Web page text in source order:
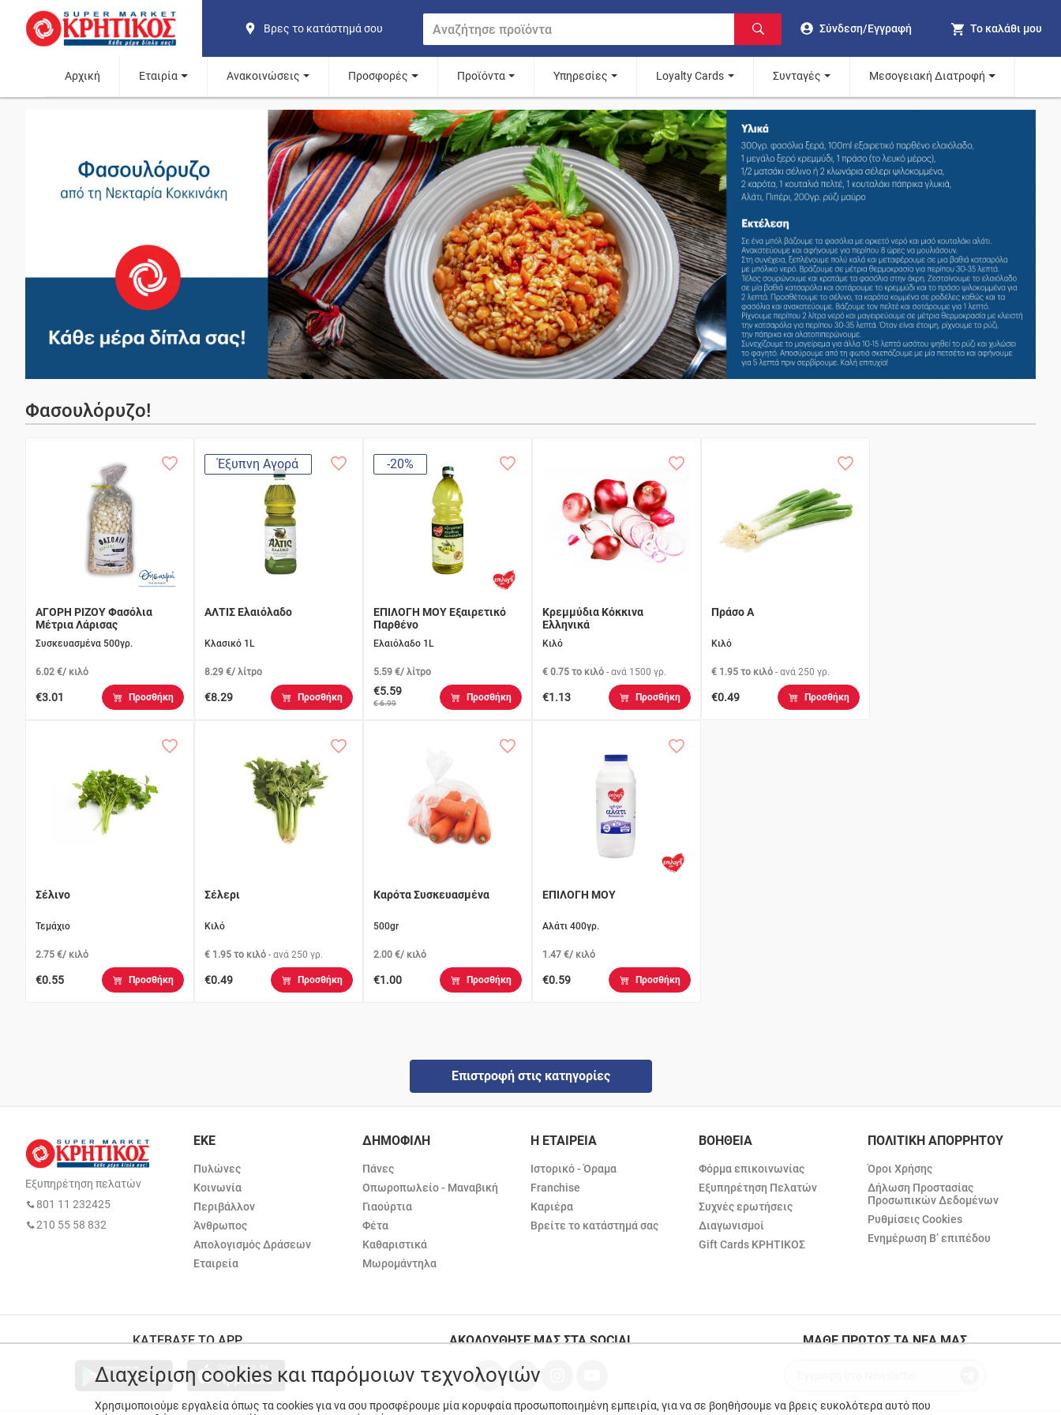
Βρες το κατάστημά σου Σύνδεση/Εγγραφή Το καλάθι μου
Αρχική Εταιρία Ανακοινώσεις Προσφορές Προϊόντα Υπηρεσίες Loyalty Cards Συνταγές Μεσογειακή Διατροφή
Φασουλόρυζο!
ΑΓΟΡΗ ΡΙΖΟΥ Φασόλια
Μέτρια Λάρισας
Συσκευασμένα 500γρ.
6.02 €/ κιλό
€3.01 Προσθήκη
Έξυπνη Αγορά
ΑΛΤΙΣ Ελαιόλαδο
Κλασικό 1L
8.29 €/ λίτρο
€8.29 Προσθήκη
-20%
ΕΠΙΛΟΓΗ ΜΟΥ Εξαιρετικό
Παρθένο
Ελαιόλαδο 1L
5.59 €/ λίτρο
€5.59
€ 6.99
Προσθήκη
Κρεμμύδια Κόκκινα
Ελληνικά
Κιλό
€ 0.75 το κιλό - ανά 1500 γρ.
€1.13 Προσθήκη
Πράσο Α
Κιλό
€ 1.95 το κιλό - ανά 250 γρ.
€0.49 Προσθήκη
Σέλινο
Τεμάχιο
2.75 €/ κιλό
€0.55 Προσθήκη
Σέλερι
Κιλό
€ 1.95 το κιλό - ανά 250 γρ.
€0.49 Προσθήκη
Καρότα Συσκευασμένα
500gr
2.00 €/ κιλό
€1.00 Προσθήκη
ΕΠΙΛΟΓΗ ΜΟΥ
Αλάτι 400γρ.
1.47 €/ κιλό
€0.59 Προσθήκη
Επιστροφή στις κατηγορίες
Εξυπηρέτηση πελατών
801 11 232425
210 55 58 832
ΕΚΕ
Πυλώνες
Κοινωνία
Περιβάλλον
Άνθρωπος
Απολογισμός Δράσεων
Εταιρεία
ΔΗΜΟΦΙΛΗ
Πάνες
Οπωροπωλείο - Μαναβική
Γιαούρτια
Φέτα
Καθαριστικά
Μωρομάντηλα
Η ΕΤΑΙΡΕΙΑ
Ιστορικό - Όραμα
Franchise
Καριέρα
Βρείτε το κατάστημά σας
ΒΟΗΘΕΙΑ
Φόρμα επικοινωνίας
Εξυπηρέτηση Πελατών
Συχνές ερωτήσεις
Διαγωνισμοί
Gift Cards ΚΡΗΤΙΚΟΣ
ΠΟΛΙΤΙΚΗ ΑΠΟΡΡΗΤΟΥ
Όροι Χρήσης
Δήλωση Προστασίας
Προσωπικών Δεδομένων
Ρυθμίσεις Cookies
Ενημέρωση Β’ επιπέδου
ΚΑΤΕΒΑΣΕ ΤΟ APP ΑΚΟΛΟΥΘΗΣΕ ΜΑΣ ΣΤΑ SOCIAL ΜΑΘΕ ΠΡΩΤΟΣ ΤΑ ΝΕΑ ΜΑΣ
Διαχείριση cookies και παρόμοιων τεχνολογιών
Χρησιμοποιούμε εργαλεία όπως τα cookies για να σου προσφέρουμε μία κορυφαία προσωποποιημένη εμπειρία, για να σε βοηθήσουμε να βρεις ευκολότερα αυτό που